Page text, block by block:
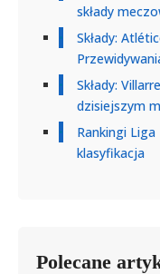
składy
Składy:
Składy:
dzisiejszym
Rankingi
klasyfikacja
Polecane